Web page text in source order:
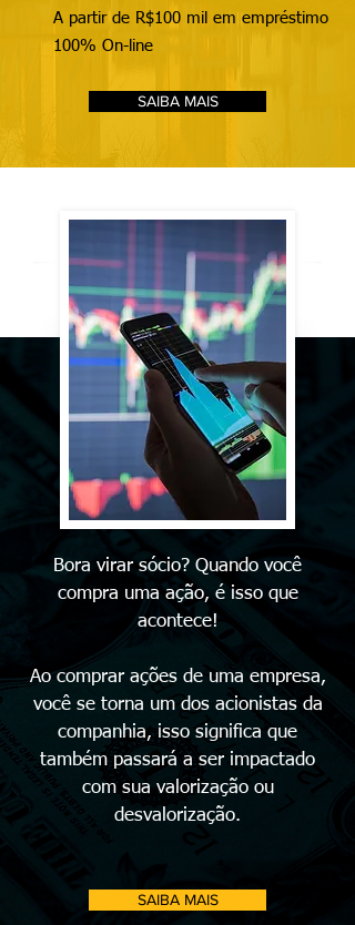
A partir de R$100 mil em empréstimo
100% On-line
SAIBA MAIS
AÇÕES
Bora virar sócio? Quando você
compra uma ação, é isso que
acontece!
Ao comprar ações de uma empresa,
você se torna um dos acionistas da
companhia, isso significa que
também passará a ser impactado
com sua valorização ou
desvalorização.
SAIBA MAIS